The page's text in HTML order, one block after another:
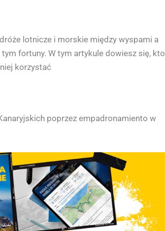
lotnicze i morskie między wyspami a
fortuny. W tym artykule dowiesz się, kto
korzystać
poprzez empadronamiento w